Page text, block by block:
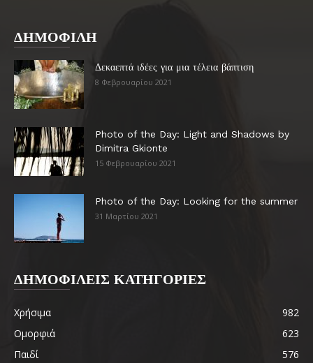
ΔΗΜΟΦΙΛΗ
Δεκαεπτά ιδέες για μια τέλεια βάπτιση
8 Φεβρουαρίου 2021
Photo of the Day: Light and Shadows by
Dimitra Gkionte
15 Φεβρουαρίου 2021
Photo of the Day: Looking for the summer
31 Μαρτίου 2021
ΔΗΜΟΦΙΛΕΙΣ ΚΑΤΗΓΟΡΙΕΣ
Χρήσιμα
982
Ομορφιά
623
Παιδί
576